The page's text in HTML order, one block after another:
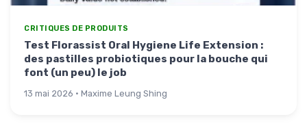
CRITIQUES DE PRODUITS
Test Florassist Oral Hygiene Life Extension :
des pastilles probiotiques pour la bouche qui
font (un peu) le job
13 mai 2026 · Maxime Leung Shing